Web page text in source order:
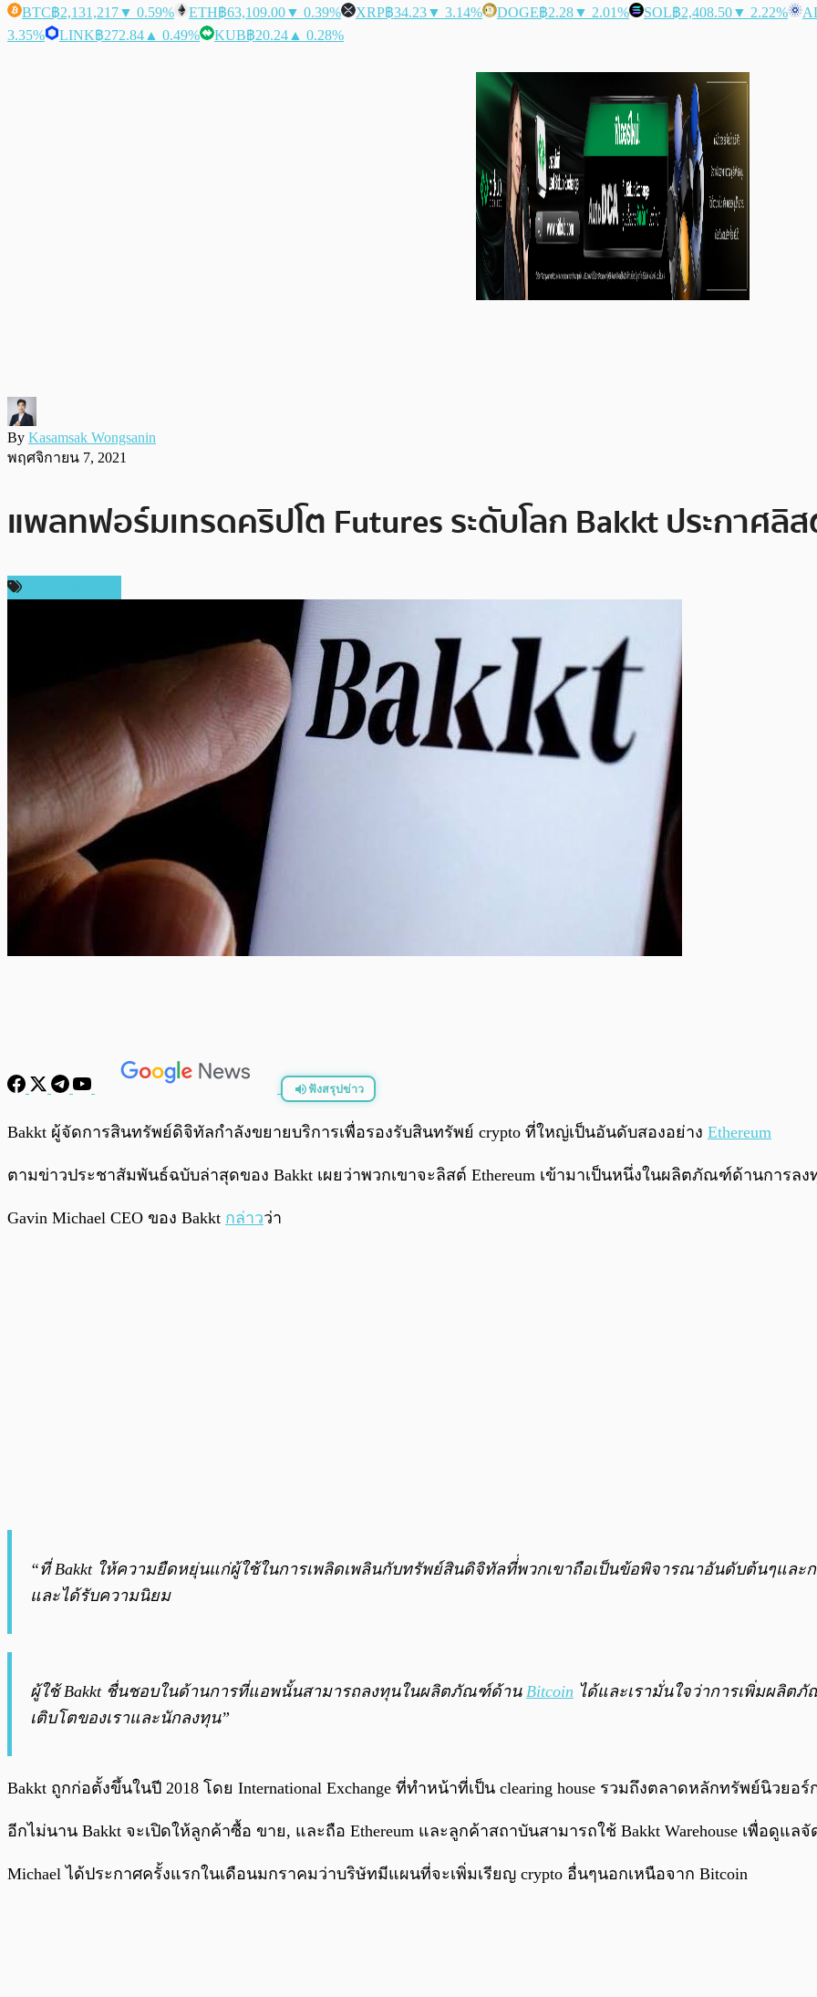
BTC฿2,131,217▼ 0.59% ETH฿63,109.00▼ 0.39% XRP฿34.23▼ 3.14% DOGE฿2.28▼ 2.01% SOL฿2,408.50▼ 2.22%
3.35%
LINK฿272.84 ▲ 0.49% KUB฿20.24 ▲ 0.28%
By Kasamsak Wongsanin
พฤศจิกายน 7, 2021
แพลทฟอร์มเทรดคริปโต Futures ระดับโลก Bakkt ประกาศลิ
ฟังสรุปข่าว
พร้อมเล่น
Bakkt ผู้จัดการสินทรัพย์ดิจิทัลกำลังขยายบริการเพื่อรองรับสินทรัพย์ crypto ที่ใหญ่เป็นอันดับสองอย่าง Ethereum
ตามข่าวประชาสัมพันธ์ฉบับล่าสุดของ Bakkt เผยว่าพวกเขาจะลิสต์ Ethereum เข้ามาเป็นหนึ่งในผลิตภัณฑ์ด้านการลง
Gavin Michael CEO ของ Bakkt กล่าวว่า
“ที่ Bakkt ให้ความยืดหยุ่นแก่ผู้ใช้ในการเพลิดเพลินกับทรัพย์สินดิจิทัลที่่พวกเขาถือเป็นข้อพิจารณาอันดับต้นๆและ
และได้รับความนิยม
ผู้ใช้ Bakkt ชื่นชอบในด้านการที่แอพนั้นสามารถลงทุนในผลิตภัณฑ์ด้าน Bitcoin ได้และเรามั่นใจว่าการเพิ่มผลิตภั
เติบโตของเราและนักลงทุน”
Bakkt ถูกก่อตั้งขึ้นในปี 2018 โดย International Exchange ที่ทำหน้าที่เป็น clearing house รวมถึงตลาดหลักทรัพย์นิว
อีกไม่นาน Bakkt จะเปิดให้ลูกค้าซื้อ ขาย, และถือ Ethereum และลูกค้าสถาบันสามารถใช้ Bakkt Warehouse เพื่อดูแลจั
Michael ได้ประกาศครั้งแรกในเดือนมกราคมว่าบริษัทมีแผนที่จะเพิ่มเรียญ crypto อื่นๆนอกเหนือจาก Bitcoin